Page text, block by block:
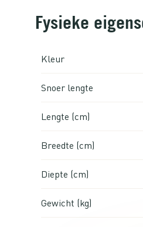
Fysieke
Kleur
Snoer lengte
Lengte (cm)
Breedte (cm)
Diepte (cm)
Gewicht (kg)